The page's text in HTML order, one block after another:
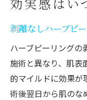
剥離なしハーブピ
ハーブピーリングの
施術と異なり、肌表
的マイルドに効果が
術後翌日から肌のな